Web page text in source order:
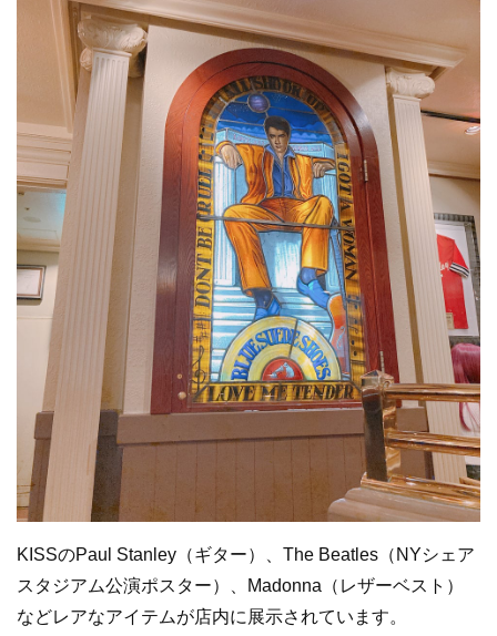
KISSのPaul Stanley（ギター）、The Beatles（NYシェア
スタジアム公演ポスター）、Madonna（レザーベスト）
などレアなアイテムが店内に展示されています。